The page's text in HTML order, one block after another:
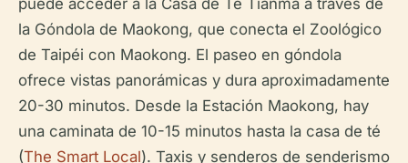
puede acceder a la Casa de Té Tianma a través de
la Góndola de Maokong, que conecta el Zoológico
de Taipéi con Maokong. El paseo en góndola
ofrece vistas panorámicas y dura aproximadamente
20-30 minutos. Desde la Estación Maokong, hay
una caminata de 10-15 minutos hasta la casa de té
(The Smart Local). Taxis y senderos de senderismo